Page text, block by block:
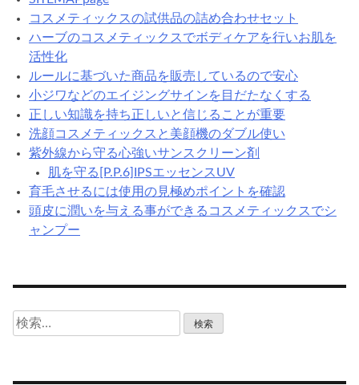
コスメティックスの試供品の詰め合わせセット
ハーブのコスメティックスでボディケアを行いお肌を
活性化
ルールに基づいた商品を販売しているので安心
小ジワなどのエイジングサインを目だたなくする
正しい知識を持ち正しいと信じることが重要
洗顔コスメティックスと美顔機のダブル使い
紫外線から守る心強いサンスクリーン剤
肌を守る[P.P.6]IPSエッセンスUV
育毛させるには使用の見極めポイントを確認
頭皮に潤いを与える事ができるコスメティックスでシ
ャンプー
検
索: